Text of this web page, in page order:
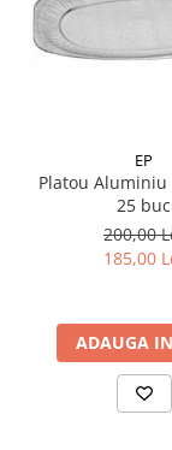
EP
Platou Aluminiu
25 buc
200,00
185,00
ADAUGA